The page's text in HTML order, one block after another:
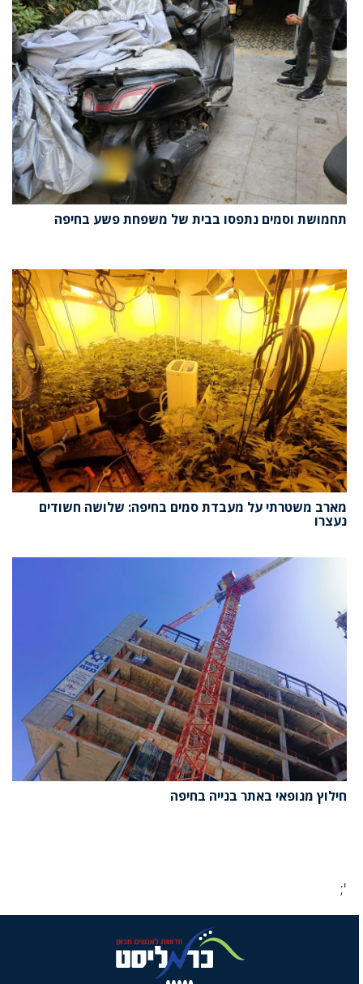
תחמושת וסמים נתפסו בבית של משפחת פשע בחיפה
מארב משטרתי על מעבדת סמים בחיפה: שלושה חשודים
נעצרו
חילוץ מנופאי באתר בנייה בחיפה
';